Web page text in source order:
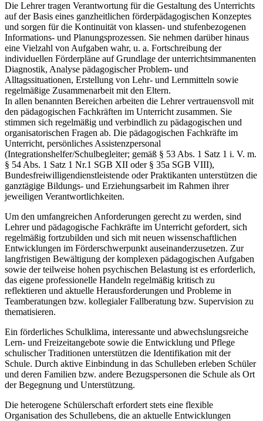
Die Lehrer tragen Verantwortung für die Gestaltung des Unterrichts
auf der Basis eines ganzheitlichen förderpädagogischen Konzeptes
und sorgen für die Kontinuität von klassen- und stufenbezogenen
Informations- und Planungsprozessen. Sie nehmen darüber hinaus
eine Vielzahl von Aufgaben wahr, u. a. Fortschreibung der
individuellen Förderpläne auf Grundlage der unterrichtsimmanenten
Diagnostik, Analyse pädagogischer Problem- und
Alltagssituationen, Erstellung von Lehr- und Lernmitteln sowie
regelmäßige Zusammenarbeit mit den Eltern.
In allen benannten Bereichen arbeiten die Lehrer vertrauensvoll mit
den pädagogischen Fachkräften im Unterricht zusammen. Sie
stimmen sich regelmäßig und verbindlich zu pädagogischen und
organisatorischen Fragen ab. Die pädagogischen Fachkräfte im
Unterricht, persönliches Assistenzpersonal
(Integrationshelfer/Schulbegleiter; gemäß § 53 Abs. 1 Satz 1 i. V. m.
§ 54 Abs. 1 Satz 1 Nr.1 SGB XII oder § 35a SGB VIII),
Bundesfreiwilligendienstleistende oder Praktikanten unterstützen die
ganztägige Bildungs- und Erziehungsarbeit im Rahmen ihrer
jeweiligen Verantwortlichkeiten.
Um den umfangreichen Anforderungen gerecht zu werden, sind
Lehrer und pädagogische Fachkräfte im Unterricht gefordert, sich
regelmäßig fortzubilden und sich mit neuen wissenschaftlichen
Entwicklungen im Förderschwerpunkt auseinanderzusetzen. Zur
langfristigen Bewältigung der komplexen pädagogischen Aufgaben
sowie der teilweise hohen psychischen Belastung ist es erforderlich,
das eigene professionelle Handeln regelmäßig kritisch zu
reflektieren und aktuelle Herausforderungen und Probleme in
Teamberatungen bzw. kollegialer Fallberatung bzw. Supervision zu
thematisieren.
Ein förderliches Schulklima, interessante und abwechslungsreiche
Lern- und Freizeitangebote sowie die Entwicklung und Pflege
schulischer Traditionen unterstützen die Identifikation mit der
Schule. Durch aktive Einbindung in das Schulleben erleben Schüler
und deren Familien bzw. andere Bezugspersonen die Schule als Ort
der Begegnung und Unterstützung.
Die heterogene Schülerschaft erfordert stets eine flexible
Organisation des Schullebens, die an aktuelle Entwicklungen